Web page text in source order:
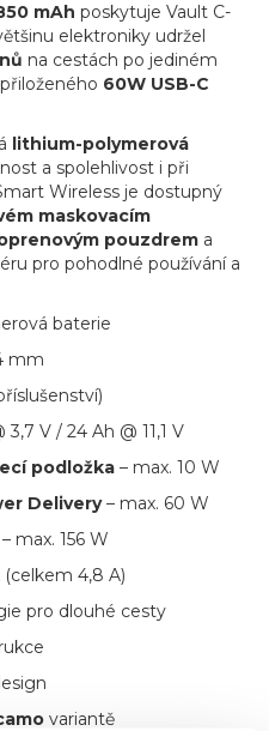
mAh poskytuje Vault C-
elektroniky udržel
na cestách po jediném
60W USB-C
lithium-polymerová
a spolehlivost i při
Wireless je dostupný
maskovacím
pouzdrem a
pro pohodlné používání a
baterie
mm
V / 24 Ah @ 11,1 V
podložka – max. 10 W
Delivery– max. 60 W
– max. 156 W
(celkem 4,8 A)
pro dlouhé cesty
variantě